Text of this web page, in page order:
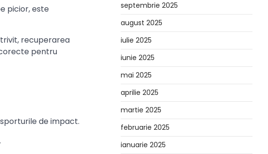
picior, este
recuperarea
pentru
de impact.
septembrie 2025
august 2025
iulie 2025
iunie 2025
mai 2025
aprilie 2025
martie 2025
februarie 2025
ianuarie 2025